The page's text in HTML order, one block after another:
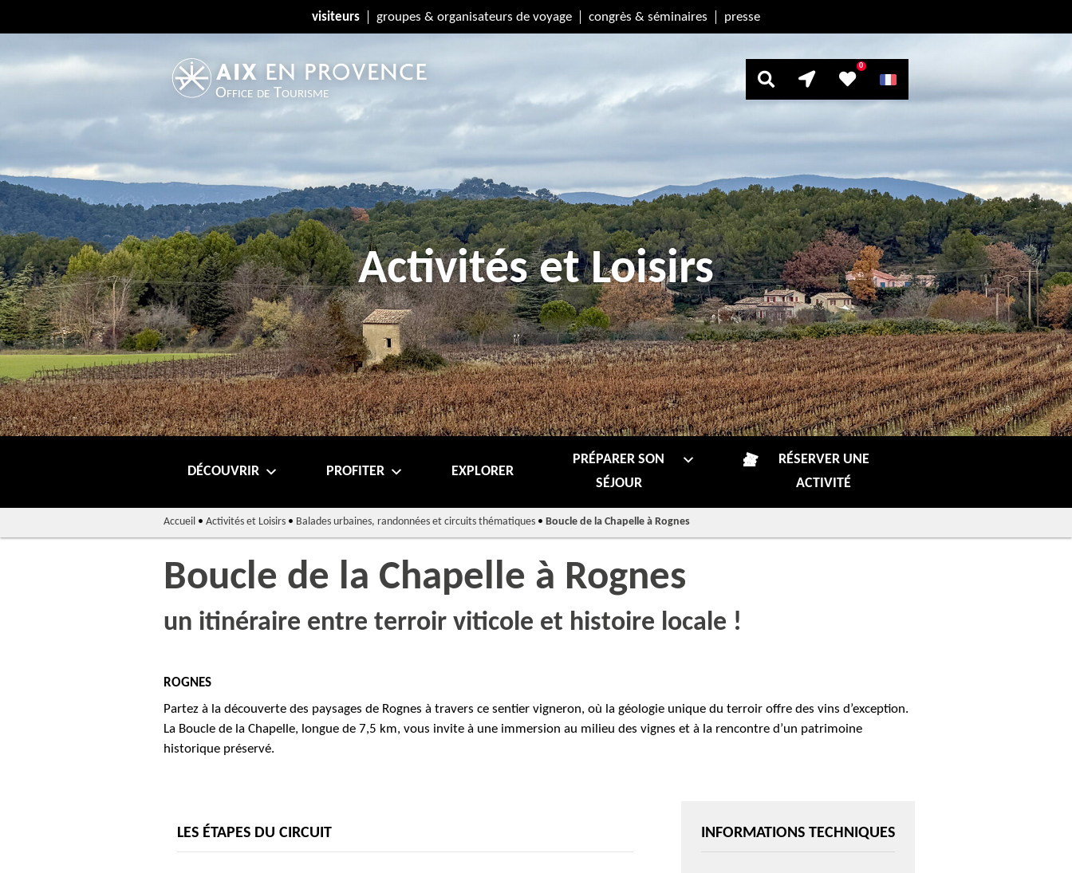
visiteurs groupes & organisateurs de voyage congrès & séminaires presse
Activités et Loisirs
Office de Tourisme
0
DÉCOUVRIR PROFITER EXPLORER
PRÉPARER SON
SÉJOUR
RÉSERVER UNE
ACTIVITÉ
Accueil • Activités et Loisirs• Balades urbaines, randonnées et circuits thématiques• Boucle de la Chapelle à Rognes
Boucle de la Chapelle à Rognes
un itinéraire entre terroir viticole et histoire locale !
ROGNES
Partez à la découverte des paysages de Rognes à travers ce sentier vigneron, où la géologie unique du terroir offre des vins d’exception.
La Boucle de la Chapelle, longue de 7,5 km, vous invite à une immersion au milieu des vignes et à la rencontre d’un patrimoine
historique préservé.
LES ÉTAPES DU CIRCUIT INFORMATIONS TECHNIQUES